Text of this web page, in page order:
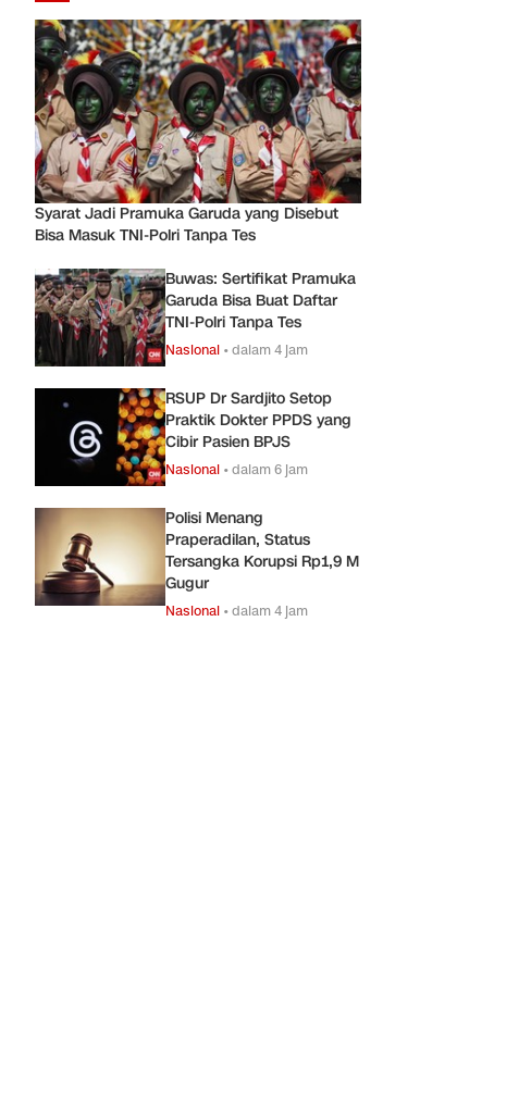
Syarat Jadi Pramuka Garuda yang Disebut
Bisa Masuk TNI-Polri Tanpa Tes
Buwas: Sertifikat Pramuka
Garuda Bisa Buat Daftar
TNI-Polri Tanpa Tes
Nasional •dalam 4 jam
RSUP Dr Sardjito Setop
Praktik Dokter PPDS yang
Cibir Pasien BPJS
Nasional •dalam 6 jam
Polisi Menang
Praperadilan, Status
Tersangka Korupsi Rp1,9 M
Gugur
Nasional •dalam 4 jam